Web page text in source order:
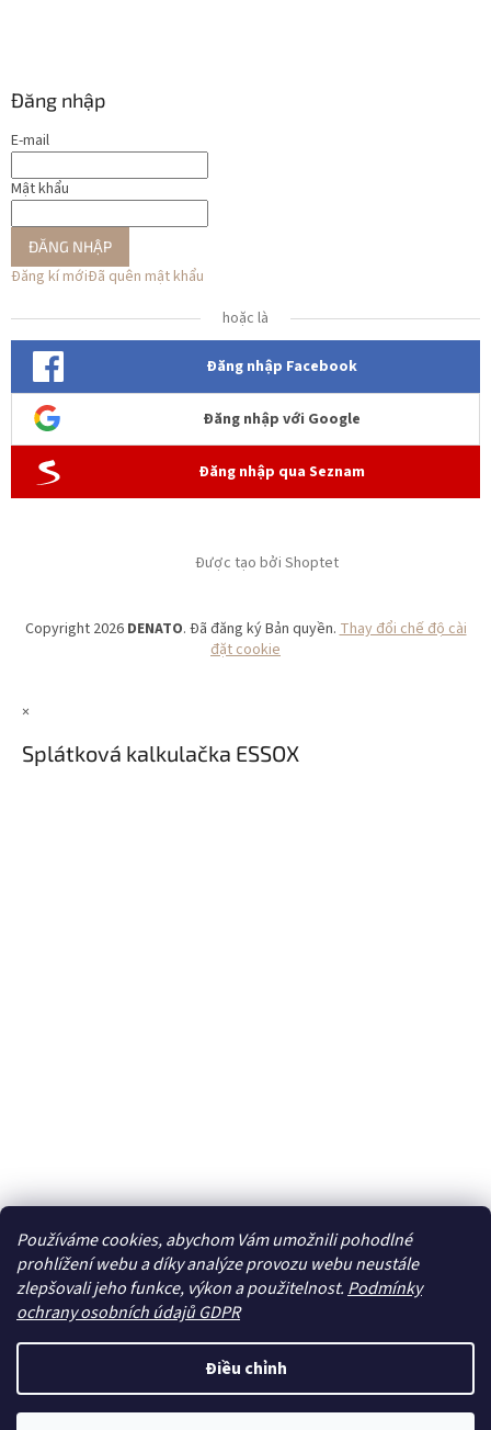
Používáme cookies, abychom Vám umožnili pohodlné
prohlížení webu a díky analýze provozu webu neustále
zlepšovali jeho funkce, výkon a použitelnost. Podmínky
ochrany osobních údajů GDPR
Điều chỉnh
Đăng nhập
E-mail
Mật khẩu
ĐĂNG NHẬP
Đăng kí mớiĐã quên mật khẩu
hoặc là
Đăng nhập Facebook
Đăng nhập với Google
Đăng nhập qua Seznam
Được tạo bởi Shoptet
Copyright 2026 DENATO. Đã đăng ký Bản quyền. Thay đổi chế độ cài
đặt cookie
×
Splátková kalkulačka ESSOX